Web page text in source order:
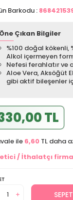
Barkodu :
Öne Çıkan Bilgiler
%100 doğal kökenli,
Alkol içermeyen
Nefesi ferahlatır ve
Aloe Vera, Aksöğüt
gibi aktif bileşenler
TL
ile 6,60 TL daha
/ İthalatçı firma